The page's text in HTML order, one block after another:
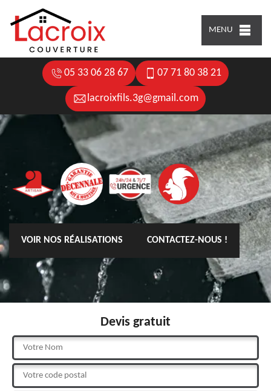
MENU
05 33 06 28 67 07 71 80 38 21
lacroixfils.3g@gmail.com
VOIR NOS RÉALISATIONS CONTACTEZ-NOUS !
Devis gratuit